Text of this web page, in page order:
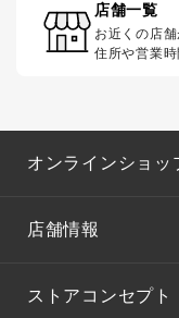
店舗一覧
お近くの店
住所や営業時
オンラインショッ
店舗情報
ストアコンセプト